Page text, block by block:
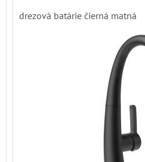
drezová batárie čierná matná